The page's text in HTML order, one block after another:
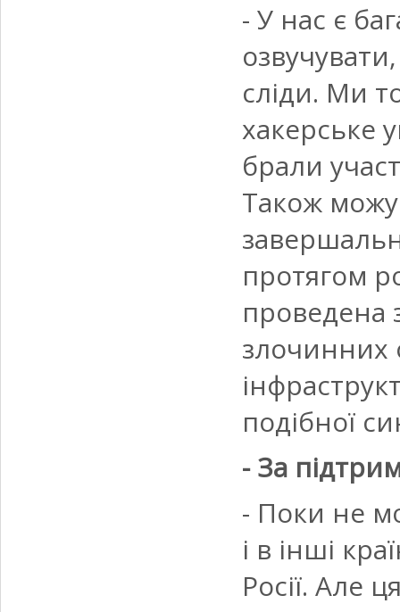
- У нас є
сліди. Ми
хакерське
брали
Також
протягом
проведена
злочинних
подібної
- За
- Поки не
і в інші
Росії. Але